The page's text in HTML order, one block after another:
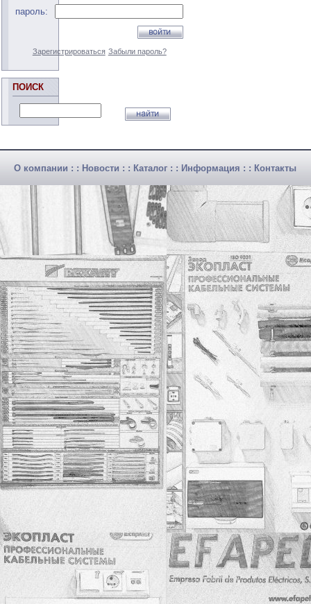
пароль:
Зарегистрироваться Забыли пароль?
ПОИСК
О компании : : Новости : : Каталог : : Информация : : Контакты